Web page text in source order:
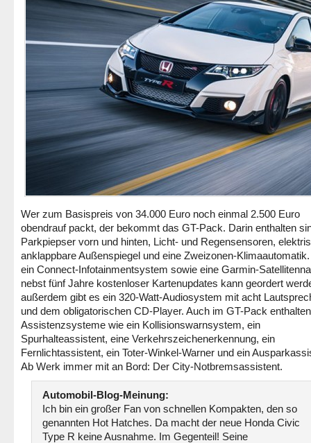
Wer zum Basispreis von 34.000 Euro noch einmal 2.500 Euro
obendrauf packt, der bekommt das GT-Pack. Darin enthalten
Parkpiepser vorn und hinten, Licht- und Regensensoren,
anklappbare Außenspiegel und eine Zweizonen-
ein Connect-Infotainmentsystem sowie eine Garmin-
nebst fünf Jahre kostenloser Kartenupdates kann geordert
außerdem gibt es ein 320-Watt-Audiosystem mit acht
und dem obligatorischen CD-Player. Auch im GT-Pack
Assistenzsysteme wie ein Kollisionswarnsystem, ein
Spurhalteassistent, eine Verkehrszeichenerkennung, ein
Fernlichtassistent, ein Toter-Winkel-Warner und ein
Ab Werk immer mit an Bord: Der City-Notbremsassistent.
Automobil-Blog-Meinung:
Ich bin ein großer Fan von schnellen Kompakten, den so
genannten Hot Hatches. Da macht der neue Honda Civic
Type R keine Ausnahme. Im Gegenteil! Seine